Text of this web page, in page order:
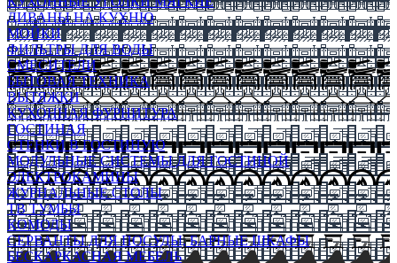
ДИВАНЫ НА КУХНЮ
МОЙКИ
ФИЛЬТРЫ ДЛЯ ВОДЫ
СМЕСИТЕЛИ
БЫТОВАЯ ТЕХНИКА
ВЫТЯЖКИ
КУХОННАЯ ФУРНИТУРА
ГОСТИНАЯ
СТЕНКИ В ГОСТИНУЮ
МОДУЛЬНЫЕ СИСТЕМЫ ДЛЯ ГОСТИНОЙ
ЭЛЕКТРОКАМИНЫ
ЖУРНАЛЬНЫЕ СТОЛЫ
ТВ ТУМБЫ
КОМОДЫ
СЕРВАНТЫ ДЛЯ ПОСУДЫ, БАРНЫЕ ШКАФЫ
БЕСКАРКАСНАЯ МЕБЕЛЬ